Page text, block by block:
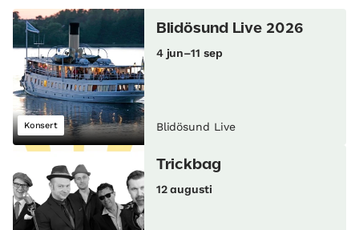
Konsert
Blidösund Live 2026
4 jun–11 sep
Blidösund Live
Trickbag
12 augusti